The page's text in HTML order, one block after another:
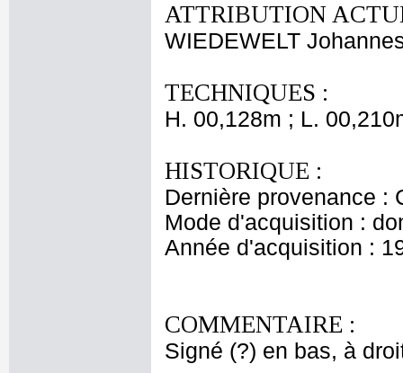
ATTRIBUTION
WIEDEWELT
TECHNIQUES :
H. 00,128m ; L.
HISTORIQUE :
Dernière provenance :
Mode d'acquisition :
Année d'acquisition :
COMMENTAIRE :
Signé (?) en bas, à